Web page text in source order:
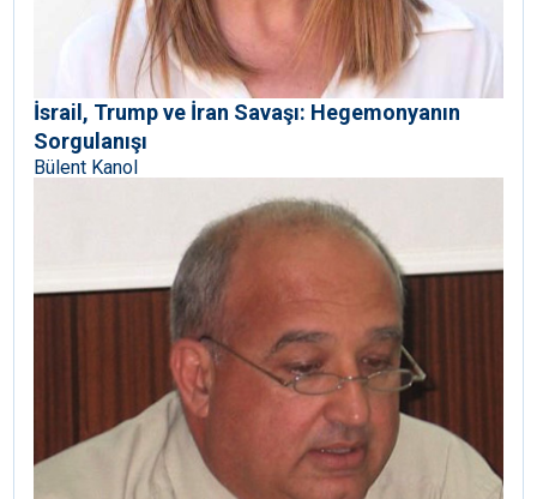
İsrail, Trump ve İran Savaşı: Hegemonyanın
Sorgulanışı
Bülent Kanol